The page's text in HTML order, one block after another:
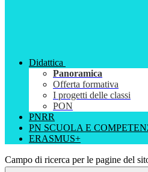
Didattica
Panoramica
Offerta formativa
I progetti delle classi
PON
PNRR
PN SCUOLA E
ERASMUS+
Campo di ricerca per le pagine del